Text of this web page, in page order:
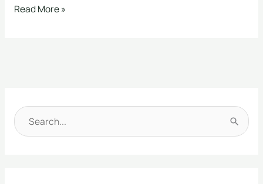
Read More »
Α